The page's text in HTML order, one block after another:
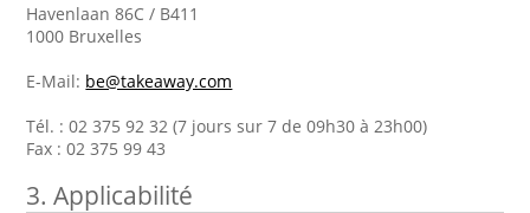
Havenlaan 86C / B411
1000 Bruxelles
E-Mail: be@takeaway.com
Tél. : 02 375 92 32 (7 jours sur 7 de 09h30 à 23h00)
Fax : 02 375 99 43
3. Applicabilité